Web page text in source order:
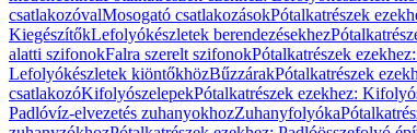
csatlakozóvalMosogató csatlakozásokPótalkatrészek
KiegészítőkLefolyókészletek berendezésekhez
alatti szifonokFalra szerelt szifonokPótalkatrészek
Lefolyókészletek kiöntőkhözBűzzárakPótalkatrészek
csatlakozóKifolyószelepekPótalkatrészek ezekhez:
Padlóvíz-elvezetés zuhanyokhozZuhanyfolyóka